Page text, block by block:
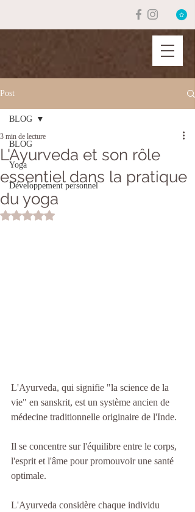
Post
BLOG
Yoga
Développement personnel
BLOG
L'Ayurveda et son rôle
essentiel dans la pratique
du yoga
3 min de lecture
Noté NaN étoiles sur 5.
L'Ayurveda, qui signifie "la science de la
vie" en sanskrit, est un système ancien de
médecine traditionnelle originaire de l'Inde.
Il se concentre sur l'équilibre entre le corps,
l'esprit et l'âme pour promouvoir une santé
optimale.
L'Ayurveda considère chaque individu